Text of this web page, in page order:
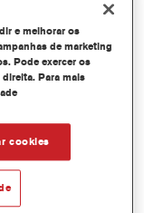
e melhorar os
de marketing
Pode exercer os
Para mais
cookies